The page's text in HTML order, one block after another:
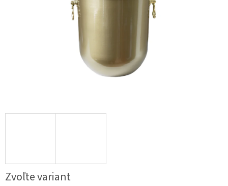
Zvoľte variant